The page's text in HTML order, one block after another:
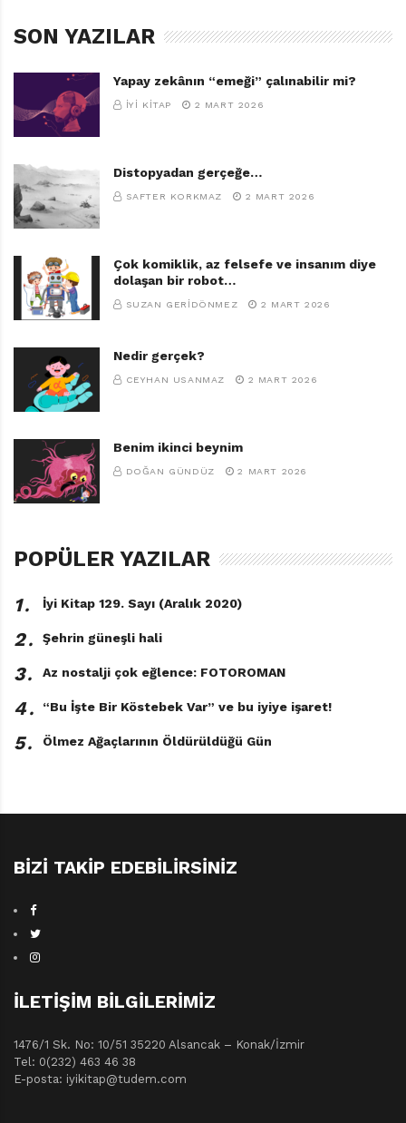
SON YAZILAR
Yapay zekânın “emeği” çalınabilir mi?
İYI KITAP 2 MART 2026
Distopyadan gerçeğe…
SAFTER KORKMAZ 2 MART 2026
Çok komiklik, az felsefe ve insanım diye
dolaşan bir robot…
SUZAN GERIDÖNMEZ 2 MART 2026
Nedir gerçek?
CEYHAN USANMAZ 2 MART 2026
Benim ikinci beynim
DOĞAN GÜNDÜZ 2 MART 2026
POPÜLER YAZILAR
1․ İyi Kitap 129. Sayı (Aralık 2020)
2․ Şehrin güneşli hali
3․ Az nostalji çok eğlence: FOTOROMAN
4․ “Bu İşte Bir Köstebek Var” ve bu iyiye işaret!
5․ Ölmez Ağaçlarının Öldürüldüğü Gün
BIZI TAKIP EDEBILIRSINIZ
İLETIŞIM BILGILERIMIZ
1476/1 Sk. No: 10/51 35220 Alsancak – Konak/İzmir
Tel: 0(232) 463 46 38
E-posta: iyikitap@tudem.com